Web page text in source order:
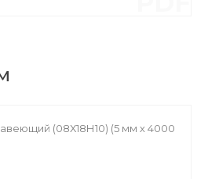
(08Х18Н10) (5 мм х 4000